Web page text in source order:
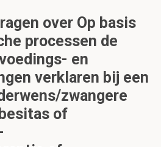
over Op basis
processen de
en
verklaren bij een
zwangere
of